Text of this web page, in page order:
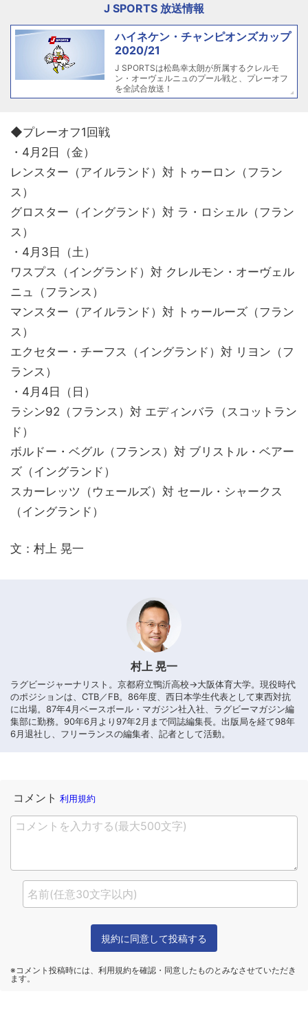
J SPORTS 放送情報
ハイネケン・チャンピオンズカップ
2020/21
J SPORTSは松島幸太朗が所属するクレルモ
ン・オーヴェルニュのプール戦と、プレーオフ
を全試合放送！
◆プレーオフ1回戦
・4月2日（金）
レンスター（アイルランド）対 トゥーロン（フラン
ス）
グロスター（イングランド）対 ラ・ロシェル（フラン
ス）
・4月3日（土）
ワスプス（イングランド）対 クレルモン・オーヴェル
ニュ（フランス）
マンスター（アイルランド）対 トゥールーズ（フラン
ス）
エクセター・チーフス（イングランド）対 リヨン（フ
ランス）
・4月4日（日）
ラシン92（フランス）対 エディンバラ（スコットラン
ド）
ボルドー・ベグル（フランス）対 ブリストル・ベアー
ズ（イングランド）
スカーレッツ（ウェールズ）対 セール・シャークス
（イングランド）
文：村上 晃一
村上 晃一
ラグビージャーナリスト。京都府立鴨沂高校→大阪体育大学。現役時代
のポジションは、CTB／FB。86年度、西日本学生代表として東西対抗
に出場。87年4月ベースボール・マガジン社入社、ラグビーマガジン編
集部に勤務。90年6月より97年2月まで同誌編集長。出版局を経て98年
6月退社し、フリーランスの編集者、記者として活動。